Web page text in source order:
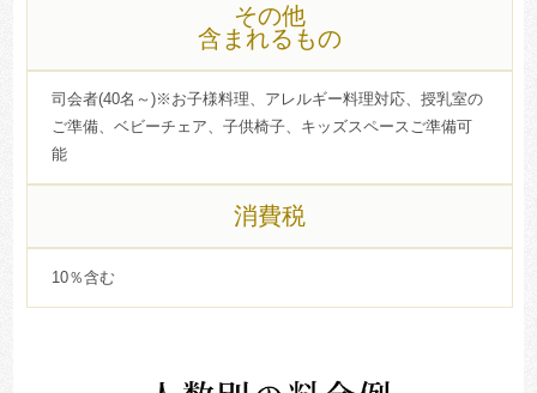
その他
含まれるもの
司会者(40名～)※お子様料理、アレルギー料理対応、授乳室の
ご準備、ベビーチェア、子供椅子、キッズスペースご準備可
能
消費税
10％含む